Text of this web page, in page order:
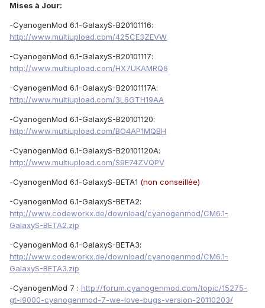
Mises à Jour:
-CyanogenMod 6.1-GalaxyS-B20101116:
http://www.multiupload.com/425CE3ZEVW
-CyanogenMod 6.1-GalaxyS-B20101117:
http://www.multiupload.com/HX7UKAMRQ6
-CyanogenMod 6.1-GalaxyS-B20101117A:
http://www.multiupload.com/3L6GTH19AA
-CyanogenMod 6.1-GalaxyS-B20101120:
http://www.multiupload.com/BO4AP1MQBH
-CyanogenMod 6.1-GalaxyS-B20101120A:
http://www.multiupload.com/S9E74ZVQPV
-CyanogenMod 6.1-GalaxyS-BETA1 (non conseillée)
-CyanogenMod 6.1-GalaxyS-BETA2:
http://www.codeworkx.de/download/cyanogenmod/CM6.1-
GalaxyS-BETA2.zip
-CyanogenMod 6.1-GalaxyS-BETA3:
http://www.codeworkx.de/download/cyanogenmod/CM6.1-
GalaxyS-BETA3.zip
-CyanogenMod 7 : http://forum.cyanogenmod.com/topic/15275-
gt-i9000-cyanogenmod-7-we-love-bugs-version-20110203/